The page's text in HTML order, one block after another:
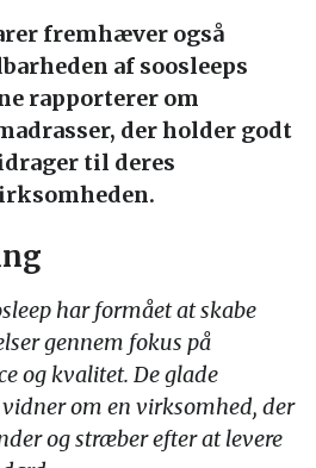
fremhæver også
af soosleeps
rapporterer om
der holder godt
til deres
har formået at skabe
gennem fokus på
og kvalitet. De glade
om en virksomhed, der
og stræber efter at levere